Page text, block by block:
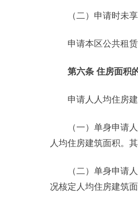
（二）申请时未享
申请本区公共租赁
第六条 住房面积
申请人人均住房建
（一）单身申请人
人均住房建筑面积。
（二）单身申请人
况核定人均住房建筑